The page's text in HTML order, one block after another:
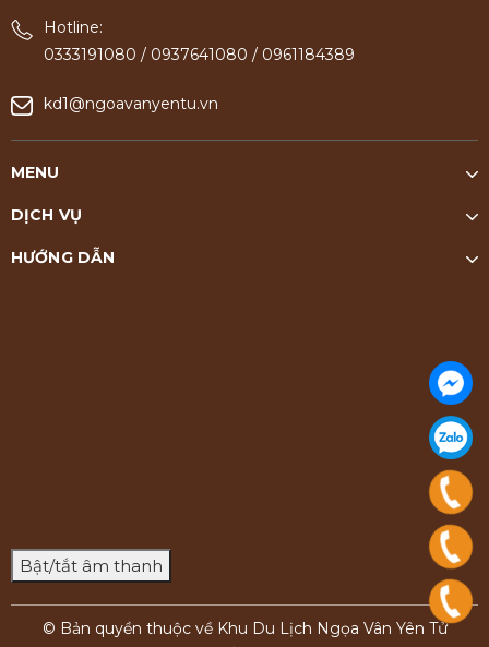
Hotline:
0333191080 / 0937641080 / 0961184389
kd1@ngoavanyentu.vn
MENU
DỊCH VỤ
HƯỚNG DẪN
Bật/tắt âm thanh
© Bản quyền thuộc về Khu Du Lịch Ngọa Vân Yên Tử